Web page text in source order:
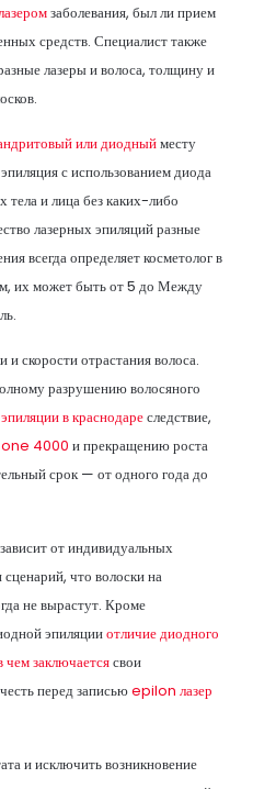
заболевания, был ли прием
средств. Специалист также
лазеры и волоса, толщину и
или диодныйместу
с использованием диода
тела и лица без каких-либо
лазерных эпиляций разные
всегда определяет косметолог в
их может быть от 5 до Между
и скорости отрастания волоса.
разрушению волосяного
в краснодареследствие,
one 4000 и прекращению роста
срок — от одного года до
от индивидуальных
что волоски на
не вырастут. Кроме
эпиляцииотличие диодного
чем заключаетсясвои
перед записьюepilon лазер
и исключить возникновение